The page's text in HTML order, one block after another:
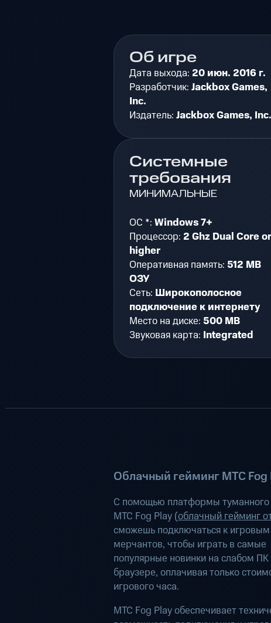
Об игре
Дата выхода: 20 июн. 2016 г.
Разработчик: Jackbox Games,
Inc.
Издатель: Jackbox Games, Inc.
Системные
требования
МИНИМАЛЬНЫЕ
ОС *: Windows 7+
Процессор: 2 Ghz Dual Core or
higher
Оперативная память: 512 MB
ОЗУ
Сеть: Широкополосное
подключение к интернету
Место на диске: 500 MB
Звуковая карта: Integrated
Облачный гейминг МТС Fog
С помощью платформы туманного
МТС Fog Play (облачный гейминг
сможешь подключаться к
мерчантов, чтобы играть в самые
популярные новинки на слабом
браузере, оплачивая только
игрового часа.
МТС Fog Play обеспечивает